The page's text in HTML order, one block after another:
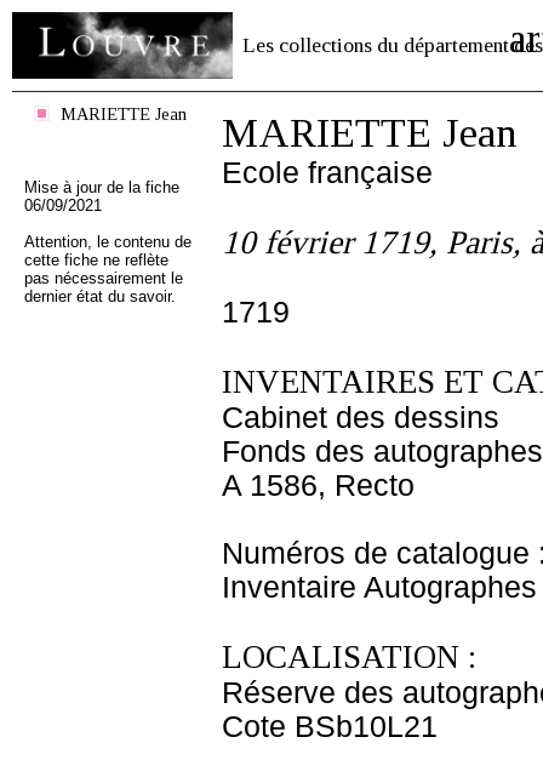
Les collections du département des
MARIETTE Jean
Mise à jour de la fiche
06/09/2021
Attention, le contenu de
cette fiche ne reflète
pas nécessairement le
dernier état du savoir.
MARIETTE Jean
Ecole française
10 février 1719, Paris,
1719
INVENTAIRES ET
Cabinet des dessins
Fonds des autographes
A 1586, Recto
Numéros de catalogue
Inventaire
LOCALISATION :
Réserve des
Cote BSb10L21